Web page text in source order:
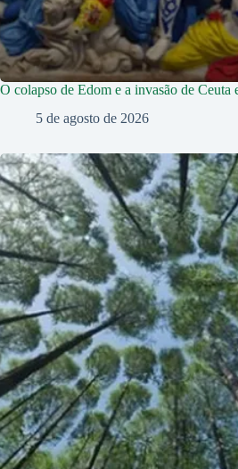
O colapso de Edom e a invasão de Ceuta
5 de agosto de 2026